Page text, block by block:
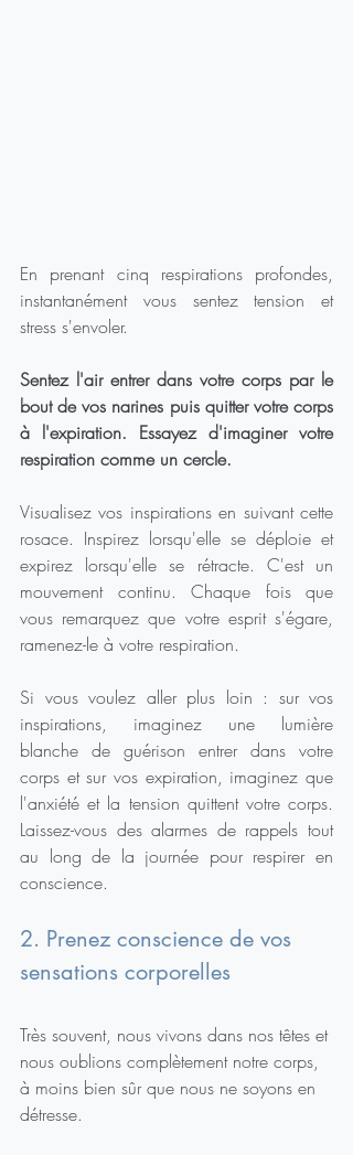
En prenant cinq respirations profondes,
instantanément vous sentez tension et
stress s'envoler.
Sentez l'air entrer dans votre corps par le
bout de vos narines puis quitter votre corps
à l'expiration. Essayez d'imaginer votre
respiration comme un cercle.
Visualisez vos inspirations en suivant cette
rosace. Inspirez lorsqu'elle se déploie et
expirez lorsqu'elle se rétracte. C'est un
mouvement continu. Chaque fois que
vous remarquez que votre esprit s'égare,
ramenez-le à votre respiration.
Si vous voulez aller plus loin : sur vos
inspirations, imaginez une lumière
blanche de guérison entrer dans votre
corps et sur vos expiration, imaginez que
l'anxiété et la tension quittent votre corps.
Laissez-vous des alarmes de rappels tout
au long de la journée pour respirer en
conscience.
2. Prenez conscience de vos
sensations corporelles
Très souvent, nous vivons dans nos têtes et
nous oublions complètement notre corps,
à moins bien sûr que nous ne soyons en
détresse.